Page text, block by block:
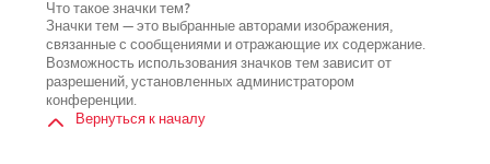
Что такое значки тем?
Значки тем — это выбранные авторами изображения,
связанные с сообщениями и отражающие их содержание.
Возможность использования значков тем зависит от
разрешений, установленных администратором
конференции.
Вернуться к началу